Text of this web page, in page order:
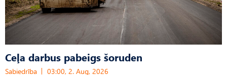
Ceļa darbus pabeigs šoruden
Sabiedrība 03:00, 2. Aug, 2026